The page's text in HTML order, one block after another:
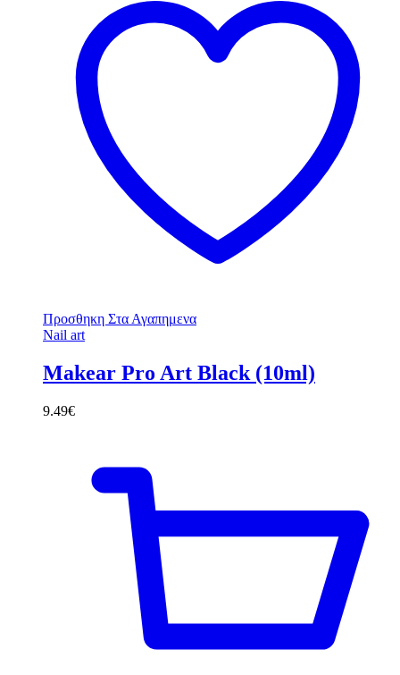
Προσθηκη Στα Αγαπημενα
Nail art
Makear Pro Art Black (10ml)
9.49€